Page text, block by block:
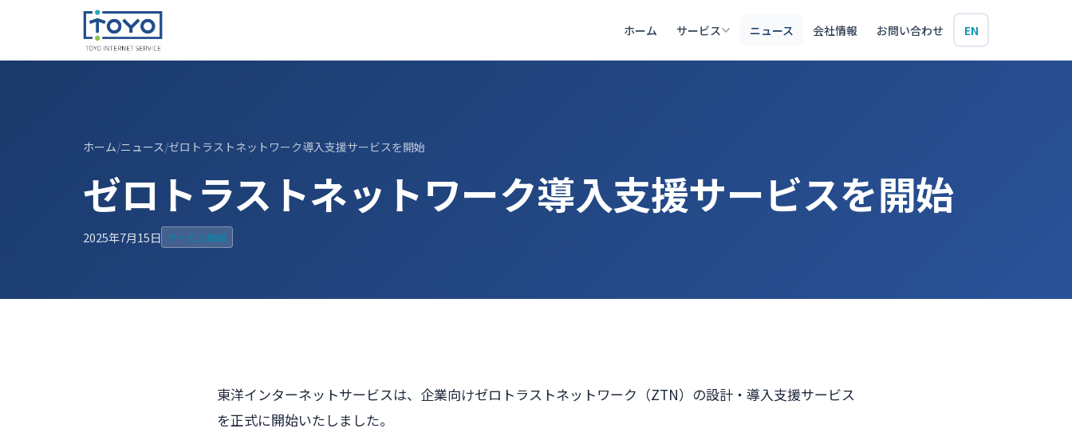
ホーム サービス ニュース 会社情報 お問い合わせ EN
ホーム ニュース ゼロトラストネットワーク導入支援サービスを開始
ゼロトラストネットワーク導入支援サービスを開始
2025年7月15日 サービス情報
東洋インターネットサービスは、企業向けゼロトラストネットワーク（ZTN）の設計・導入支援サービス
を正式に開始いたしました。